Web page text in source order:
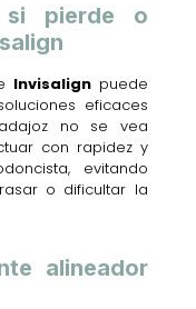
si pierde o
Invisalign puede
eficaces
no se vea
con rapidez y
evitando
o dificultar la
alineador